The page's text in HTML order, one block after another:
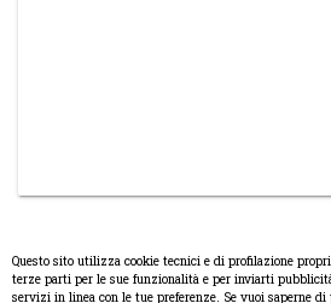
Questo sito utilizza cookie tecnici e di profilazione
terze parti per le sue funzionalità e per inviarti
servizi in linea con le tue preferenze. Se vuoi saperne di